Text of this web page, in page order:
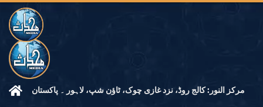
مرکز النور: کالج روڈ، نزد غازی چوک، ٹاؤن شپ، لاہور ۔ پاکستان